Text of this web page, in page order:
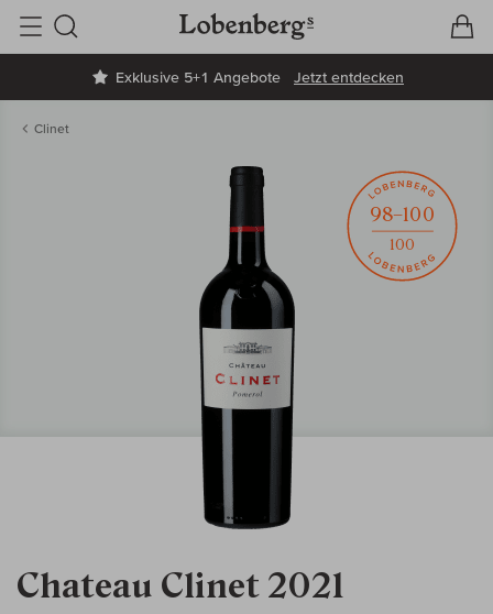
Exklusive 5+1 Angebote Jetzt entdecken
Suche
Clinet
Chateau Clinet 2021
98–100
100